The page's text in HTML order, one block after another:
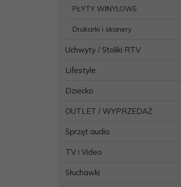
PŁYTY WINYLOWE
Drukarki i skanery
Uchwyty / Stoliki RTV
Lifestyle
Dziecko
OUTLET / WYPRZEDAŻ
Sprzęt audio
TV i Video
Słuchawki